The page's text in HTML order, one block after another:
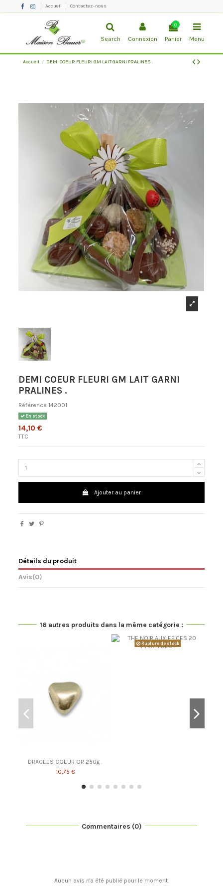
Accueil Contactez-nous
Search Connexion
0
Panier Menu
Accueil DEMI COEUR FLEURI GM LAIT GARNI PRALINES .
DEMI COEUR FLEURI GM LAIT GARNI
PRALINES .
Référence 142001
En stock
14,10 €
TTC
Ajouter au panier
Détails du produit
Avis(0)
16 autres produits dans la même catégorie :
DRAGEES COEUR OR 250g .
10,75 €
Rupture de stock
Commentaires (0)
Aucun avis n'a été publié pour le moment.